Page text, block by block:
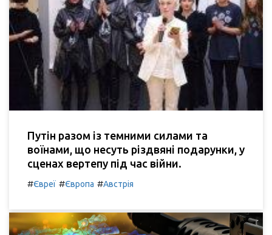
Путін разом із темними силами та
воїнами, що несуть різдвяні подарунки, у
сценах вертепу під час війни.
#Євреї #Європа #Австрія